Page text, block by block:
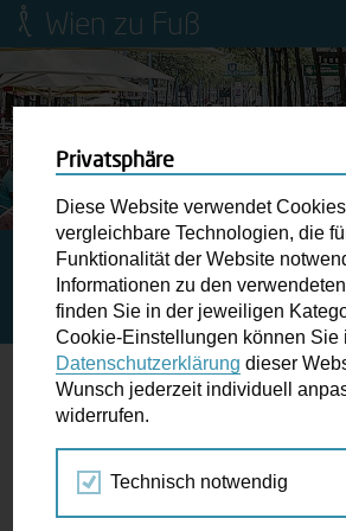
Wien zu Fuß
Mobilitätsbildung für
Jugendliche
Ringstraße-Neugestaltung
Wiener Fußwegekarte
Newsletter abonnieren
Wunschbox
der Ampel ...
STARTSEITE AKTUELLES
IEN: WIENERINNEN IMMER
NTERWEGS
Straßenverkehr in Wien:
immer
23.01.2017
Privatsphäre
Diese Website verwendet
vergleichbare Technologien, die
Funktionalität der Website
Informationen zu den
finden Sie in der jeweiligen
Cookie-Einstellungen können Sie
Datenschutzerklärung dieser
Wunsch jederzeit individuell
widerrufen.
Technisch notwendig